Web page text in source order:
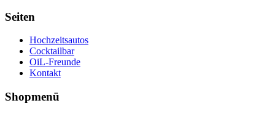
Seiten
Hochzeitsautos
Cocktailbar
OiL-Freunde
Kontakt
Shopmenü